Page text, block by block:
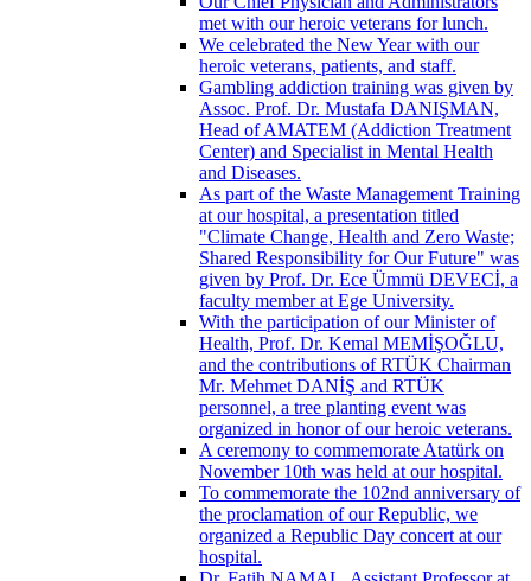
met with our heroic veterans for lunch.
We celebrated the New Year with our
heroic veterans, patients, and staff.
Gambling addiction training was given by
Assoc. Prof. Dr. Mustafa DANIŞMAN,
Head of AMATEM (Addiction Treatment
Center) and Specialist in Mental Health
and Diseases.
As part of the Waste Management Training
at our hospital, a presentation titled
"Climate Change, Health and Zero Waste;
Shared Responsibility for Our Future" was
given by Prof. Dr. Ece Ümmü DEVECİ, a
faculty member at Ege University.
With the participation of our Minister of
Health, Prof. Dr. Kemal MEMİŞOĞLU,
and the contributions of RTÜK Chairman
Mr. Mehmet DANİŞ and RTÜK
personnel, a tree planting event was
organized in honor of our heroic veterans.
A ceremony to commemorate Atatürk on
November 10th was held at our hospital.
To commemorate the 102nd anniversary of
the proclamation of our Republic, we
organized a Republic Day concert at our
hospital.